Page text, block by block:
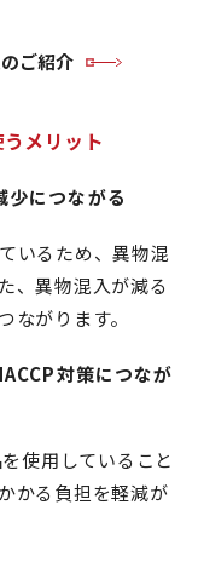
ご紹介
メリット
少につながる
いるため、異物混
、異物混入が減る
ながります。
対策につなが
使用していること
かる負担を軽減が